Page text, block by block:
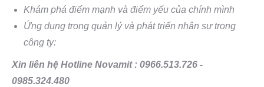
Khám phá điểm mạnh và điểm yếu của chính mình
Ứng dụng trong quản lý và phát triển nhân sự trong
công ty:
Xin liên hệ Hotline Novamit : 0966.513.726 -
0985.324.480